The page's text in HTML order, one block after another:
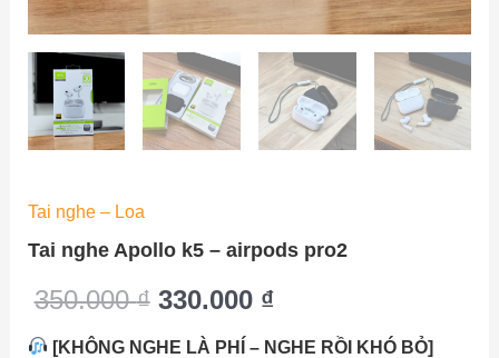
Tai nghe – Loa
Tai nghe Apollo k5 – airpods pro2
350.000₫ Giá
gốc
330.000 ₫Giá
hiện
[KHÔNG NGHE LÀ PHÍ – NGHE RỒI KHÓ BỎ]